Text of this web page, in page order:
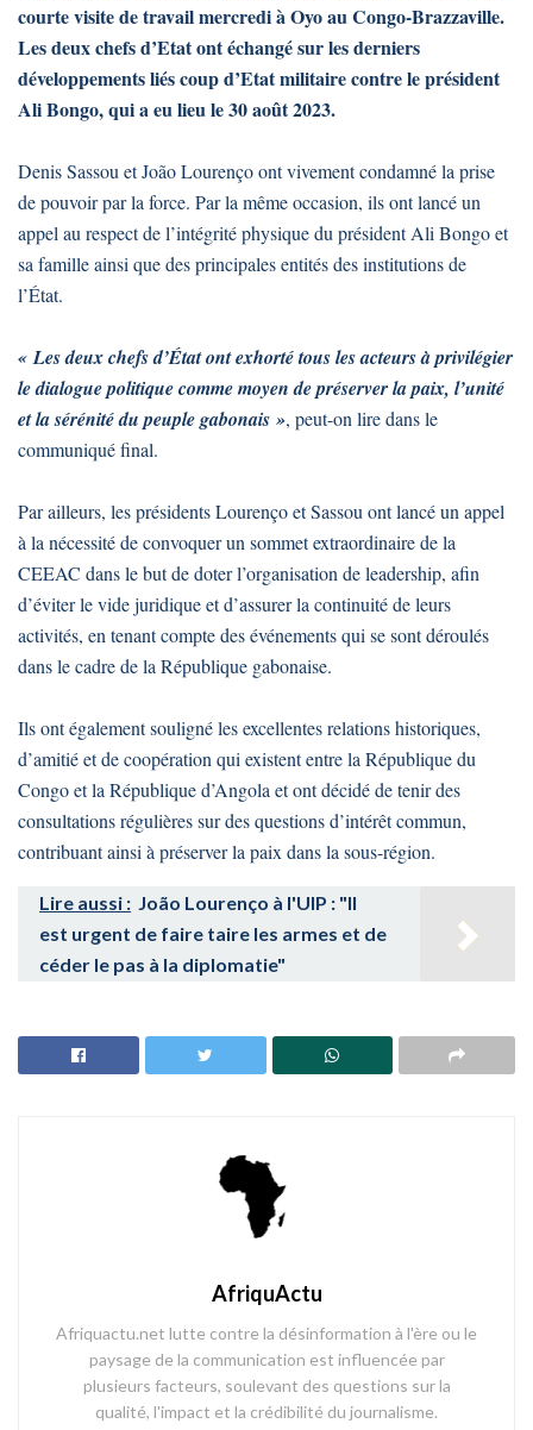
courte visite de travail mercredi à Oyo au Congo-Brazzaville.
Les deux chefs d’Etat ont échangé sur les derniers
développements liés coup d’Etat militaire contre le président
Ali Bongo, qui a eu lieu le 30 août 2023.
Denis Sassou et João Lourenço ont vivement condamné la prise
de pouvoir par la force. Par la même occasion, ils ont lancé un
appel au respect de l’intégrité physique du président Ali Bongo et
sa famille ainsi que des principales entités des institutions de
l’État.
« Les deux chefs d’État ont exhorté tous les acteurs à privilégier
le dialogue politique comme moyen de préserver la paix, l’unité
et la sérénité du peuple gabonais », peut-on lire dans le
communiqué final.
Par ailleurs, les présidents Lourenço et Sassou ont lancé un appel
à la nécessité de convoquer un sommet extraordinaire de la
CEEAC dans le but de doter l’organisation de leadership, afin
d’éviter le vide juridique et d’assurer la continuité de leurs
activités, en tenant compte des événements qui se sont déroulés
dans le cadre de la République gabonaise.
Ils ont également souligné les excellentes relations historiques,
d’amitié et de coopération qui existent entre la République du
Congo et la République d’Angola et ont décidé de tenir des
consultations régulières sur des questions d’intérêt commun,
contribuant ainsi à préserver la paix dans la sous-région.
Lire aussi : João Lourenço à l'UIP : "Il
est urgent de faire taire les armes et de
céder le pas à la diplomatie"
AfriquActu
Afriquactu.net lutte contre la désinformation à l'ère ou le
paysage de la communication est influencée par
plusieurs facteurs, soulevant des questions sur la
qualité, l'impact et la crédibilité du journalisme.